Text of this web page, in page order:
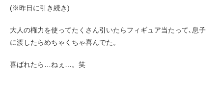
(※昨日に引き続き)
大人の権力を使ってたくさん引いたらフィギュア当たって､息子
に渡したらめちゃくちゃ喜んでた。
喜ばれたら…ねぇ…。笑